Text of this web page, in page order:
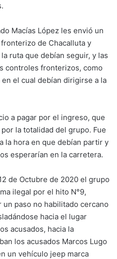
Macías López les envió un
de Chacalluta y
ruta que debían seguir, y las
controles fronterizos, como
el cual debían dirigirse a la
a pagar por el ingreso, que
la totalidad del grupo. Fue
la hora en que debían partir y
esperarían en la carretera.
de Octubre de 2020 el grupo
ilegal por el hito N°9,
paso no habilitado cercano
hacia el lugar
acusados, hacia la
los acusados Marcos Lugo
un vehículo jeep marca